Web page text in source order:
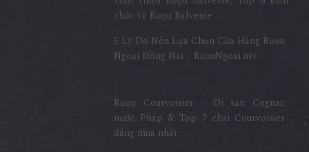
thức về Rượu Balvenie
5 Lý Do Nên Lựa Chọn Cửa Hàng Rượu
Rượu Courvoisier – Di sản Cognac
nước Pháp & Top 7 chai Courvoisier